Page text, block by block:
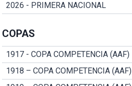
2026 - PRIMERA NACIONAL
COPAS
1917 - COPA COMPETENCIA (AAF)
1918 – COPA COMPETENCIA (AAF)